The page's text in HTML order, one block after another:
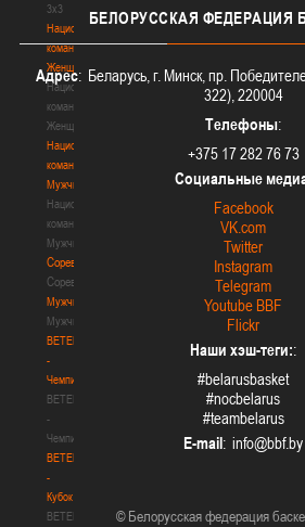
3х3
Национальная
команда.
Женщины
Национальная
команда.
Женщины
Национальная
команда.
Мужчины
Национальная
команда.
Мужчины
Соревнования
Соревнования
Мужчины
Мужчины
BETERA
-
Чемпионат
BETERA
-
Чемпионат
BETERA
-
Кубок
BETERA
БЕЛОРУССКАЯ ФЕДЕРАЦИЯ
Адрес: Беларусь, г. Минск, пр.
322), 220004
Телефоны:
+375 17 282 76 73
Социальные
Facebook
VK.com
Twitter
Instagram
Telegram
Youtube BBF
Flickr
Наши хэш-теги::
#belarusbasket
#nocbelarus
#teambelarus
E-mail:
© Белорусская федерация